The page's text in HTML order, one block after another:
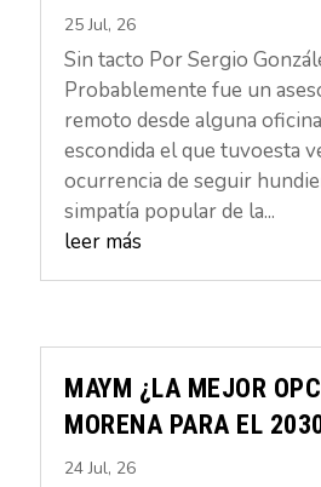
25 Jul, 26
Sin tacto Por Sergio
Probablemente fue un
remoto desde alguna oficina
escondida el que tuvoesta
ocurrencia de seguir
simpatía popular de la...
leer más
MAYM ¿LA MEJOR
MORENA PARA EL
24 Jul, 26